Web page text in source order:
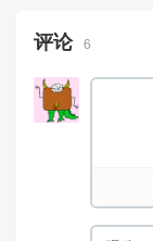
评论 6